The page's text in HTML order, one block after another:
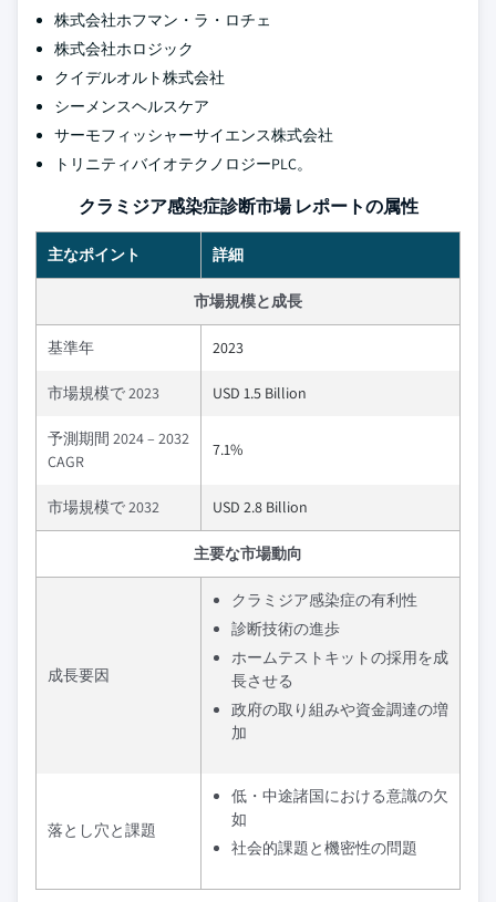
株式会社ホフマン・ラ・ロチェ
株式会社ホロジック
クイデルオルト株式会社
シーメンスヘルスケア
サーモフィッシャーサイエンス株式会社
トリニティバイオテクノロジーPLC。
クラミジア感染症診断市場 レポートの属性
主なポイント 詳細
市場規模と成長
基準年 2023
市場規模で 2023 USD 1.5 Billion
予測期間 2024 – 2032
CAGR
7.1%
市場規模で 2032 USD 2.8 Billion
主要な市場動向
成長要因
クラミジア感染症の有利性
診断技術の進歩
ホームテストキットの採用を成
長させる
政府の取り組みや資金調達の増
加
落とし穴と課題
低・中途諸国における意識の欠
如
社会的課題と機密性の問題